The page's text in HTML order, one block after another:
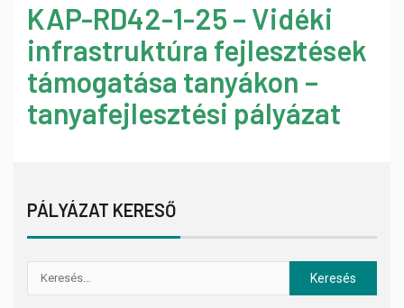
KAP-RD42-1-25 – Vidéki
infrastruktúra fejlesztések
támogatása tanyákon –
tanyafejlesztési pályázat
PÁLYÁZAT KERESŐ